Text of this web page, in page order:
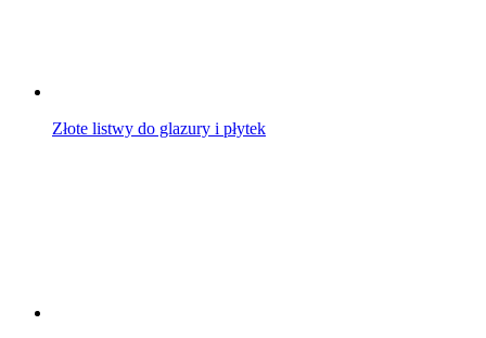
Złote listwy do glazury i płytek